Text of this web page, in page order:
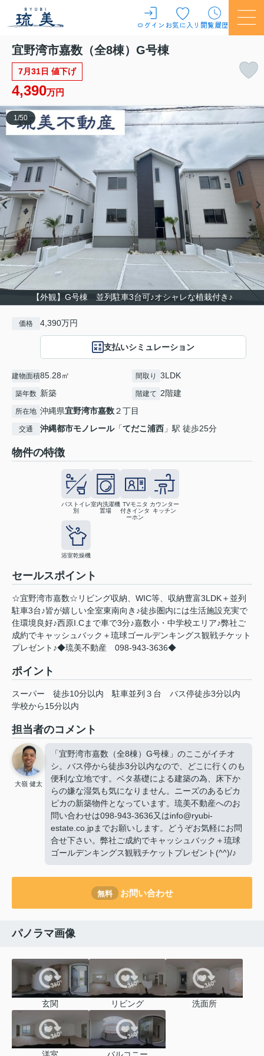
ログインお気に入り 閲覧履歴
宜野湾市嘉数（全8棟）G号棟
7月31日 値下げ
4,390万円
【外観】G号棟 並列駐車3台可♪オシャレな植栽付き♪
1 /50
価格 4,390万円
支払いシミュレーション
建物面積85.28㎡ 間取り 3LDK
築年数 新築 階建て 2階建
所在地 沖縄県宜野湾市嘉数２丁目
交通 沖縄都市モノレール「てだこ浦西 」駅 徒歩25分
物件の特徴
バストイレ
別
室内洗濯機
置場
TVモニタ
付きインタ
ーホン
カウンター
キッチン
浴室乾燥機
セールスポイント
☆宜野湾市嘉数☆リビング収納、WIC等、収納豊富3LDK＋並列
駐車3台♪皆が嬉しい全室東南向き♪徒歩圏内には生活施設充実で
住環境良好♪西原I.Cまで車で3分♪嘉数小・中学校エリア♪弊社ご
成約でキャッシュバック＋琉球ゴールデンキングス観戦チケット
プレゼント♪◆琉美不動産 098-943-3636◆
ポイント
スーパー 徒歩10分以内 駐車並列３台
バス停徒歩3分以内
学校から15分以内
担当者のコメント
大嶺 健太
「宜野湾市嘉数（全8棟）G号棟」のここがイチオ
シ。バス停から徒歩3分以内なので、どこに行くのも
便利な立地です。ベタ基礎による建築の為、床下か
らの嫌な湿気も気になりません。ニーズのあるピカ
ピカの新築物件となっています。琉美不動産へのお
問い合わせは098-943-3636又はinfo@ryubi-
estate.co.jpまでお願いします。どうぞお気軽にお問
合せ下さい。弊社ご成約でキャッシュバック＋琉球
ゴールデンキングス観戦チケットプレゼント(^^)/♪
無料 お問い合わせ
パノラマ画像
玄関 リビング 洗面所